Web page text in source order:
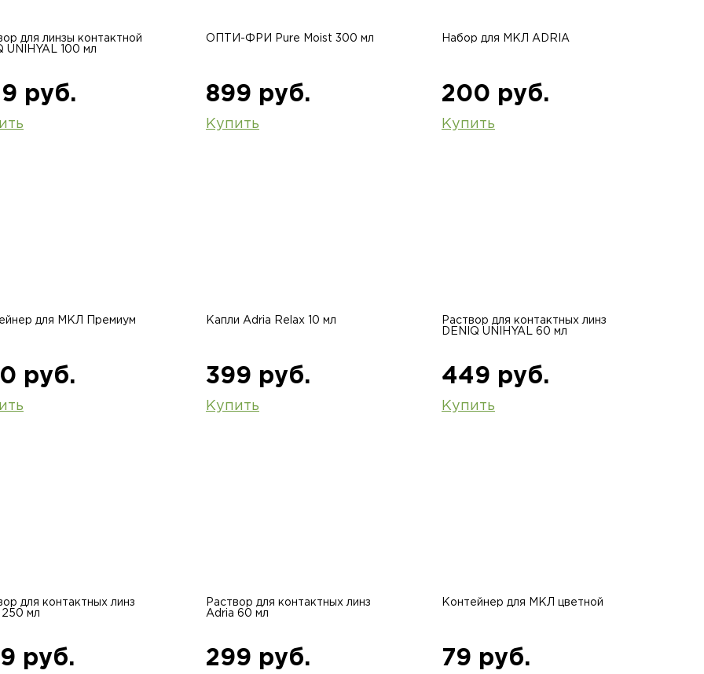
для линзы контактной
UNIHYAL 100 мл
руб.
ОПТИ-ФРИ Pure Moist 300 мл
899 руб.
Купить
Набор для МКЛ ADRIA
200 руб.
Купить
для МКЛ Премиум
руб.
Капли Adria Relax 10 мл
399 руб.
Купить
Раствор для контактных линз
DENIQ UNIHYAL 60 мл
449 руб.
Купить
для контактных линз
250 мл
руб.
Раствор для контактных линз
Adria 60 мл
299 руб.
Контейнер для МКЛ цветной
79 руб.